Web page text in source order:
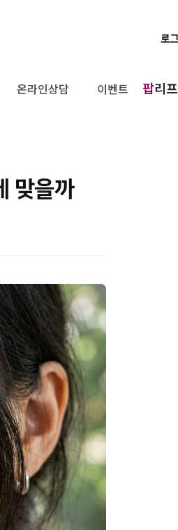
로
온라인상담 이벤트 팝리
맞을까